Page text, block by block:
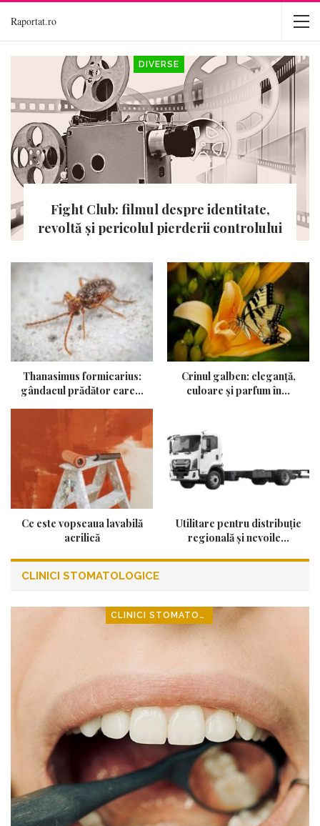
Raportat.ro
DIVERSE
Fight Club: filmul despre identitate,
revoltă și pericolul pierderii controlului
Thanasimus formicarius:
gândacul prădător care…
Ce este vopseaua lavabilă
acrilică
Crinul galben: eleganță,
culoare și parfum în…
Utilitare pentru distribuție
regională și nevoile…
CLINICI STOMATOLOGICE
CLINICI STOMATOLOGICE